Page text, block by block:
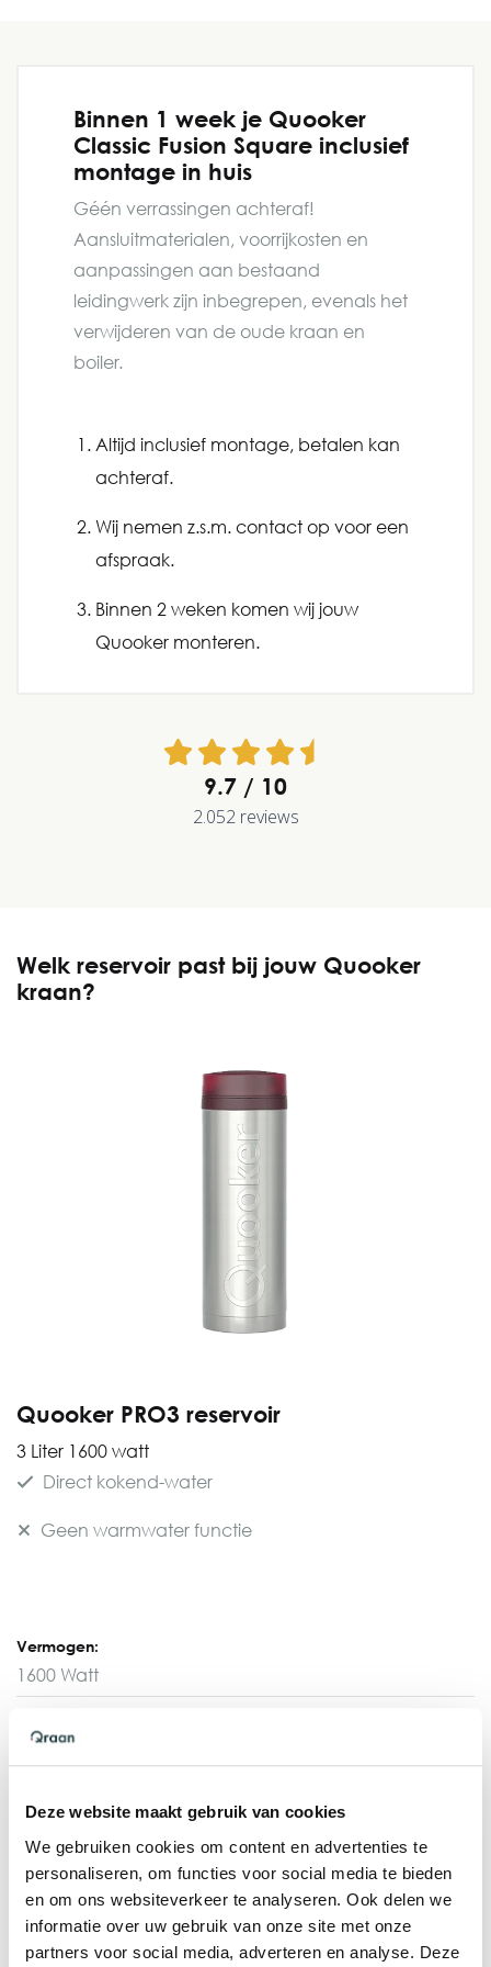
Deze website maakt gebruik van cookies
We gebruiken cookies om content en advertenties te
personaliseren, om functies voor social media te bieden
en om ons websiteverkeer te analyseren. Ook delen we
informatie over uw gebruik van onze site met onze
partners voor social media, adverteren en analyse. Deze
Binnen 1 week je Quooker
Classic Fusion Square inclusief
montage in huis
Géén verrassingen achteraf!
Aansluitmaterialen, voorrijkosten en
aanpassingen aan bestaand
leidingwerk zijn inbegrepen, evenals het
verwijderen van de oude kraan en
boiler.
Altijd inclusief montage, betalen kan
achteraf.
Wij nemen z.s.m. contact op voor een
afspraak.
Binnen 2 weken komen wij jouw
Quooker monteren.
9.7
2.052 reviews
Welk reservoir past bij jouw Quooker
kraan?
Quooker PRO3 reservoir
3 Liter 1600 watt
Direct kokend-water
Geen warmwater functie
Vermogen:
1600 Watt
15cm doorsnede 45cm hoogte
Warm- en koudwateraansluiting nodig
Opwarmtijd:
10-15 minuten
Direct kokend-water beschikbaar, dit reservoir wordt